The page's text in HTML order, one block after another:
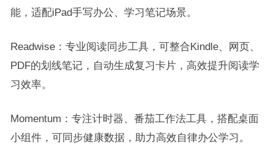
能，适配iPad手写办公、学习笔记场景。
Readwise：专业阅读同步工具，可整合Kindle、网页、
PDF的划线笔记，自动生成复习卡片，高效提升阅读学
习效率。
Momentum：专注计时器、番茄工作法工具，搭配桌面
小组件，可同步健康数据，助力高效自律办公学习。